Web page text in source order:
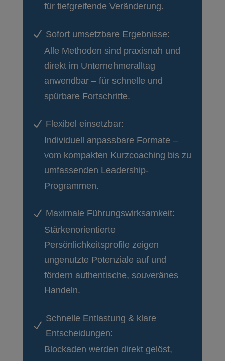
für tiefgreifende Veränderung.
N Sofort umsetzbare Ergebnisse:
Alle Methoden sind praxisnah und
direkt im Unternehmeralltag
anwendbar – für schnelle und
spürbare Fortschritte.
N Flexibel einsetzbar:
Individuell anpassbare Formate –
vom kompakten Kurzcoaching bis zu
umfassenden Leadership-
Programmen.
N Maximale Führungswirksamkeit:
Stärkenorientierte
Persönlichkeitsprofile zeigen
ungenutzte Potenziale auf und
fördern authentische, souveränes
Handeln.
N
Schnelle Entlastung & klare
Entscheidungen:
Blockaden werden direkt gelöst,